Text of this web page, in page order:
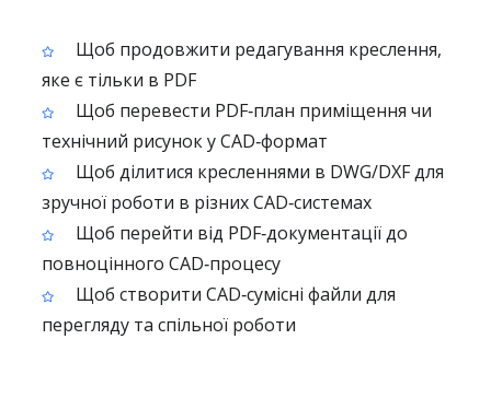
Щоб продовжити редагування креслення,
яке є тільки в PDF
Щоб перевести PDF‑план приміщення чи
технічний рисунок у CAD‑формат
Щоб ділитися кресленнями в DWG/DXF для
зручної роботи в різних CAD‑системах
Щоб перейти від PDF‑документації до
повноцінного CAD‑процесу
Щоб створити CAD‑сумісні файли для
перегляду та спільної роботи